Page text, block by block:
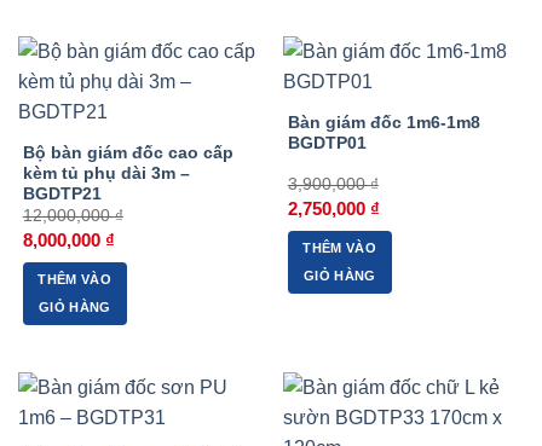
Bộ bàn giám đốc cao cấp
kèm tủ phụ dài 3m –
BGDTP21
12,000,000₫
Giá
gốc
là:
12,000,000 ₫.
8,000,000 ₫Giá
tại
THÊM VÀO
GIỎ HÀNG
Bàn giám đốc 1m6-1m8
BGDTP01
3,900,000₫
Giá
gốc
là:
3,900,000 ₫.
2,750,000 ₫Giá
tại
THÊM VÀO
GIỎ HÀNG